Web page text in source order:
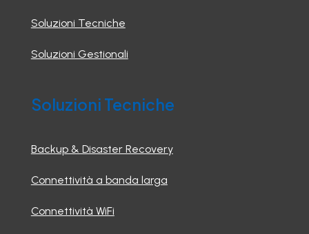
Soluzioni Tecniche
Soluzioni Gestionali
Soluzioni Tecniche
Backup & Disaster Recovery
Connettività a banda larga
Connettività WiFi